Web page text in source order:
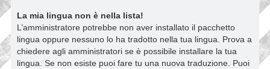
La mia lingua non è nella lista!
L’amministratore potrebbe non aver installato il pacchetto
lingua oppure nessuno lo ha tradotto nella tua lingua. Prova a
chiedere agli amministratori se è possibile installare la tua
lingua. Se non esiste puoi fare tu una nuova traduzione. Puoi